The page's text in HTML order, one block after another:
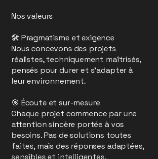
Nos valeurs
🛠️ Pragmatisme et exigence
Nous concevons des projets
réalistes, techniquement maîtrisés,
pensés pour durer et s’adapter à
leur environnement.
🎯 Écoute et sur-mesure
Chaque projet commence par une
attention sincère portée à vos
besoins. Pas de solutions toutes
faites, mais des réponses adaptées,
sensibles et intelligentes.